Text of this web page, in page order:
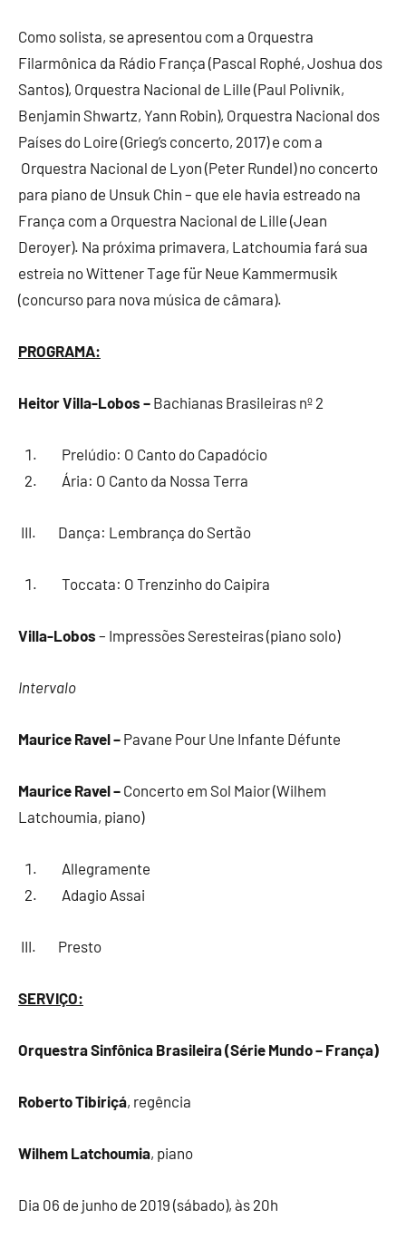
Como solista, se apresentou com a Orquestra
Filarmônica da Rádio França (Pascal Rophé, Joshua dos
Santos), Orquestra Nacional de Lille (Paul Polivnik,
Benjamin Shwartz, Yann Robin), Orquestra Nacional dos
Países do Loire (Grieg’s concerto, 2017) e com a
Orquestra Nacional de Lyon (Peter Rundel) no concerto
para piano de Unsuk Chin – que ele havia estreado na
França com a Orquestra Nacional de Lille (Jean
Deroyer). Na próxima primavera, Latchoumia fará sua
estreia no Wittener Tage für Neue Kammermusik
(concurso para nova música de câmara).
PROGRAMA:
Heitor Villa-Lobos – Bachianas Brasileiras nº 2
Prelúdio: O Canto do Capadócio
Ária: O Canto da Nossa Terra
III. Dança: Lembrança do Sertão
Toccata: O Trenzinho do Caipira
Villa-Lobos – Impressões Seresteiras (piano solo)
Intervalo
Maurice Ravel – Pavane Pour Une Infante Défunte
Maurice Ravel – Concerto em Sol Maior (Wilhem
Latchoumia, piano)
Allegramente
Adagio Assai
III. Presto
SERVIÇO:
Orquestra Sinfônica Brasileira (Série Mundo – França)
Roberto Tibiriçá, regência
Wilhem Latchoumia, piano
Dia 06 de junho de 2019 (sábado), às 20h